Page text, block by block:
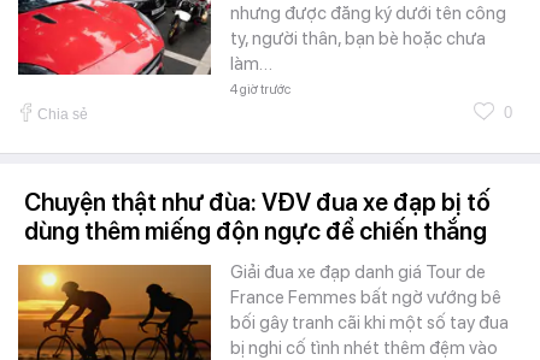
nhưng được đăng ký dưới tên công
ty, người thân, bạn bè hoặc chưa
làm…
4 giờ trước
Chia sẻ 0
Chuyện thật như đùa: VĐV đua xe đạp bị tố
dùng thêm miếng độn ngực để chiến thắng
Giải đua xe đạp danh giá Tour de
France Femmes bất ngờ vướng bê
bối gây tranh cãi khi một số tay đua
bị nghi cố tình nhét thêm đệm vào